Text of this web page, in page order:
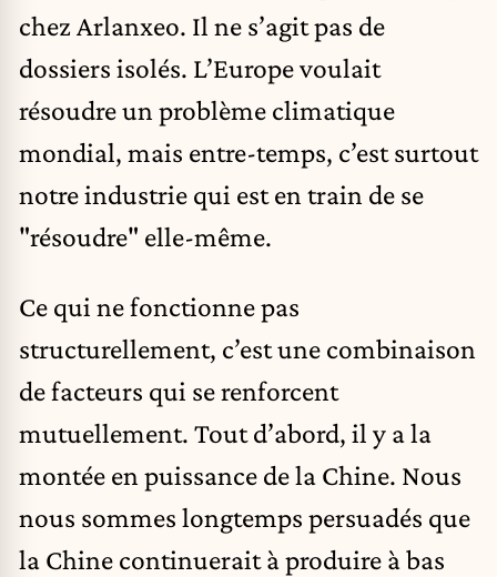
chez Arlanxeo. Il ne s’agit pas de
dossiers isolés. L’Europe voulait
résoudre un problème climatique
mondial, mais entre-temps, c’est surtout
notre industrie qui est en train de se
"résoudre" elle-même.
Ce qui ne fonctionne pas
structurellement, c’est une combinaison
de facteurs qui se renforcent
mutuellement. Tout d’abord, il y a la
montée en puissance de la Chine. Nous
nous sommes longtemps persuadés que
la Chine continuerait à produire à bas